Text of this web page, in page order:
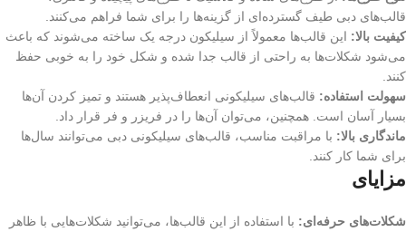
قالب‌های دبی طیف گسترده‌ای از گزینه‌ها را برای شما فراهم می‌کنند.
کیفیت بالا: این قالب‌ها معمولاً از سیلیکون درجه یک ساخته می‌شوند که باعث
می‌شود شکلات‌ها به راحتی از قالب جدا شده و شکل خود را به خوبی حفظ
کنند.
سهولت استفاده: قالب‌های سیلیکونی انعطاف‌پذیر هستند و تمیز کردن آن‌ها
بسیار آسان است. همچنین، می‌توان آن‌ها را در فریزر و فر قرار داد.
ماندگاری بالا: با مراقبت مناسب، قالب‌های سیلیکونی دبی می‌توانند سال‌ها
برای شما کار کنند.
مزایای
شکلات‌های حرفه‌ای: با استفاده از این قالب‌ها، می‌توانید شکلات‌هایی با ظاهر